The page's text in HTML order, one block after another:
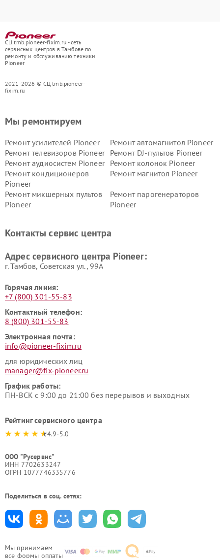
СЦ tmb.pioneer-fixim.ru - сеть
сервисных центров в Тамбове по
ремонту и обслуживанию техники
Pioneer
2021-2026 © СЦ tmb.pioneer-
fixim.ru
Мы принимаем
все формы оплаты
Мы ремонтируем
Ремонт усилителей Pioneer
Ремонт автомагнитол Pioneer
Ремонт телевизоров Pioneer
Ремонт DJ-пультов Pioneer
Ремонт аудиосистем Pioneer
Ремонт колонок Pioneer
Ремонт кондиционеров
Pioneer
Ремонт магнитол Pioneer
Ремонт микшерных пультов
Pioneer
Ремонт парогенераторов
Pioneer
Контакты сервис центра
Адрес сервисного центра Pioneer:
г. Тамбов, Советская ул., 99А
Горячая линия:
+7 (800) 301-55-83
Контактный телефон:
8 (800) 301-55-83
Электронная почта:
info@pioneer-fixim.ru
для юридических лиц
manager@fix-pioneer.ru
График работы:
ПН-ВСК с 9:00 до 21:00 без перерывов и выходных
Рейтинг сервисного центра
4.9-5.0
ООО "Русервис"
ИНН 7702633247
ОГРН 1077746335776
Поделиться в соц. сетях: